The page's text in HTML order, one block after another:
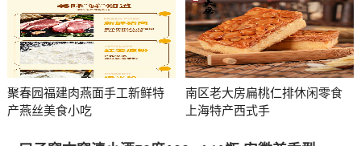
聚春园福建肉燕面手工新鲜特
产燕丝美食小吃
南区老大房扁桃仁排休闲零食
上海特产西式手